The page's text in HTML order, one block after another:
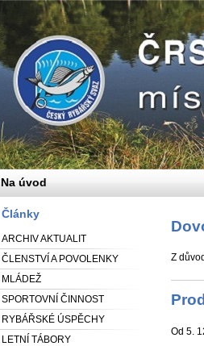
Články
ARCHIV AKTUALIT
ČLENSTVÍ A POVOLENKY
MLÁDEŽ
SPORTOVNÍ ČINNOST
RYBÁŘSKÉ ÚSPĚCHY
LETNÍ TÁBORY
Z
Od 5.
Na úvod